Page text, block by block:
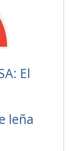
El
leña